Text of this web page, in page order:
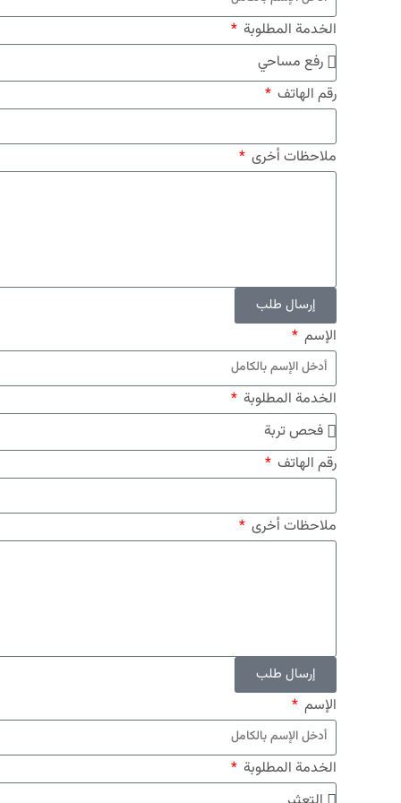
الخدمة المطلوبة
رقم الهاتف
ملاحظات أخرى
إرسال طلب
الإسم
الخدمة المطلوبة
رقم الهاتف
ملاحظات أخرى
إرسال طلب
الإسم
الخدمة المطلوبة